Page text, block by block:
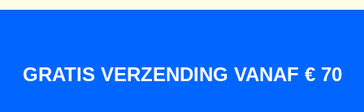
GRATIS VERZENDING VANAF € 70